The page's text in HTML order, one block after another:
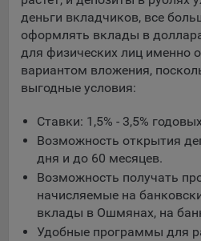
составить представление о
сайта в целом. Общество
анализа трафика на сайтах.
9.5. Файлы cookie, применяемые
аудитории и в рекламных целях,
Технические/Функциональные,
Необходимые для
платформ «Google Analytics»,
(статистические), установлены
передаются третьим лицам,
время пользования сайтом;
деньги вкладчиков, все
оформлять вклады в
для физических лиц именно
вариантом вложения,
выгодные условия:
Ставки: 1,5% - 3,5%
Возможность открытия
дня и до 60 месяцев.
Возможность получать
начисляемые на
вклады в Ошмянах, на
Удобные программы для